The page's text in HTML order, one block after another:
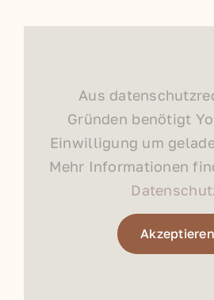
Aus
Gründen benötigt
Einwilligung um
Mehr Informationen
Akzeptieren